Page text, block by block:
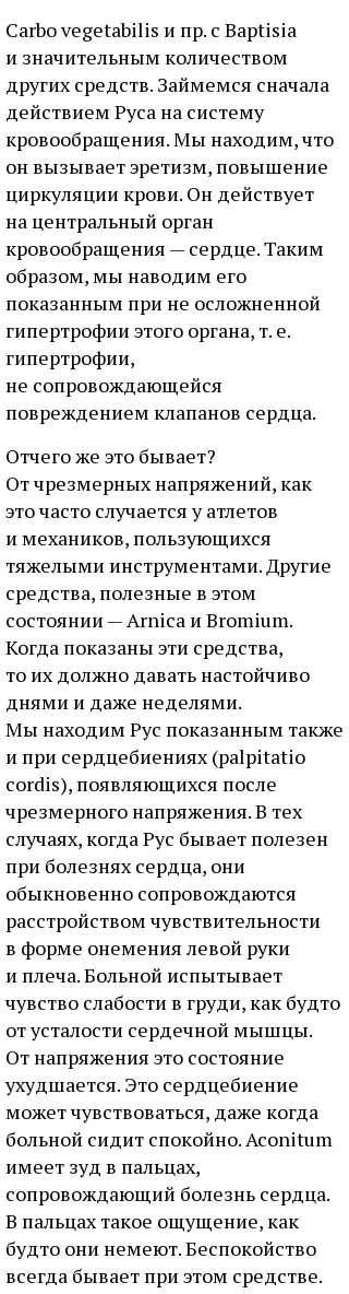
Carbo vegetabilis и пр. с Baptisia
и значительным количеством
других средств. Займемся сначала
действием Руса на систему
кровообращения. Мы находим, что
он вызывает эретизм, повышение
циркуляции крови. Он действует
на центральный орган
кровообращения — сердце. Таким
образом, мы наводим его
показанным при не осложненной
гипертрофии этого органа, т. е.
гипертрофии,
не сопровождающейся
повреждением клапанов сердца.
Отчего же это бывает?
От чрезмерных напряжений, как
это часто случается у атлетов
и механиков, пользующихся
тяжелыми инструментами. Другие
средства, полезные в этом
состоянии — Arnica и Bromium.
Когда показаны эти средства,
то их должно давать настойчиво
днями и даже неделями.
Мы находим Рус показанным также
и при сердцебиениях (palpitatio
cordis), появляющихся после
чрезмерного напряжения. В тех
случаях, когда Рус бывает полезен
при болезнях сердца, они
обыкновенно сопровождаются
расстройством чувствительности
в форме онемения левой руки
и плеча. Больной испытывает
чувство слабости в груди, как будто
от усталости сердечной мышцы.
От напряжения это состояние
ухудшается. Это сердцебиение
может чувствоваться, даже когда
больной сидит спокойно. Aconitum
имеет зуд в пальцах,
сопровождающий болезнь сердца.
В пальцах такое ощущение, как
будто они немеют. Беспокойство
всегда бывает при этом средстве.